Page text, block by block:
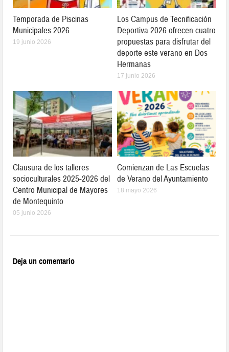
Temporada de Piscinas
Municipales 2026
19 junio 2026
Los Campus de Tecnificación
Deportiva 2026 ofrecen cuatro
propuestas para disfrutar del
deporte este verano en Dos
Hermanas
17 junio 2026
Clausura de los talleres
socioculturales 2025-2026 del
Centro Municipal de Mayores
de Montequinto
05 junio 2026
Comienzan de Las Escuelas
de Verano del Ayuntamiento
18 mayo 2026
Deja un comentario